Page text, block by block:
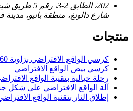
202، الطابق 2-
شارع دالونغ، منطقة بانيو، مدينة
منتجات
كرسي الواقع الافتراضي بزاوية 360 درجة
كرسي بيض الواقع الافتراضي
رحلة خيالية بتقنية الواقع
آلة الواقع الافتراضي على
إطلاق النار بتقنية الواقع